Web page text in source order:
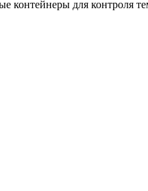
для контроля